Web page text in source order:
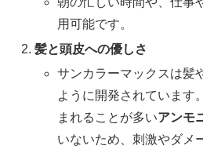
用可能です。
髪と頭皮への優しさ
サンカラーマックスは髪
ように開発されています
まれることが多いアンモ
いないため、刺激やダメ